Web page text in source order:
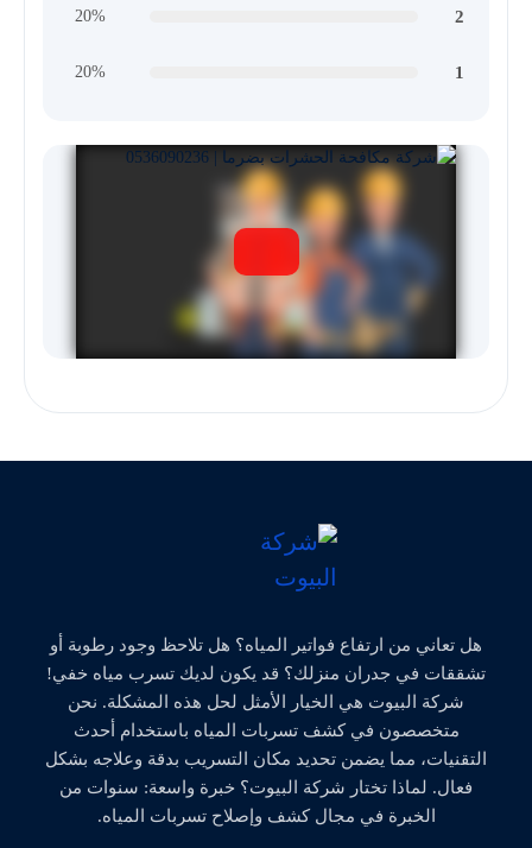
2
20%
1
20%
هل تعاني من ارتفاع فواتير المياه؟ هل تلاحظ وجود رطوبة أو
تشققات في جدران منزلك؟ قد يكون لديك تسرب مياه خفي!
شركة البيوت هي الخيار الأمثل لحل هذه المشكلة. نحن
متخصصون في كشف تسربات المياه باستخدام أحدث
التقنيات، مما يضمن تحديد مكان التسريب بدقة وعلاجه بشكل
فعال. لماذا تختار شركة البيوت؟ خبرة واسعة: سنوات من
الخبرة في مجال كشف وإصلاح تسربات المياه.